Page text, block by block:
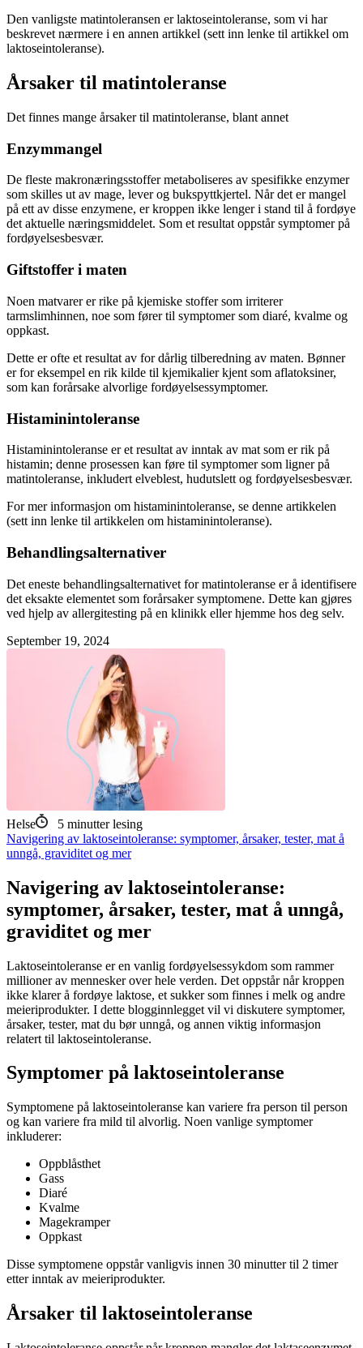
Den vanligste matintoleransen er laktoseintoleranse, som vi har
beskrevet nærmere i en annen artikkel (sett inn lenke til artikkel om
laktoseintoleranse).
Årsaker til matintoleranse
Det finnes mange årsaker til matintoleranse, blant annet
Enzymmangel
De fleste makronæringsstoffer metaboliseres av spesifikke enzymer
som skilles ut av mage, lever og bukspyttkjertel. Når det er mangel
på ett av disse enzymene, er kroppen ikke lenger i stand til å fordøye
det aktuelle næringsmiddelet. Som et resultat oppstår symptomer på
fordøyelsesbesvær.
Giftstoffer i maten
Noen matvarer er rike på kjemiske stoffer som irriterer
tarmslimhinnen, noe som fører til symptomer som diaré, kvalme og
oppkast.
Dette er ofte et resultat av for dårlig tilberedning av maten. Bønner
er for eksempel en rik kilde til kjemikalier kjent som aflatoksiner,
som kan forårsake alvorlige fordøyelsessymptomer.
Histaminintoleranse
Histaminintoleranse er et resultat av inntak av mat som er rik på
histamin; denne prosessen kan føre til symptomer som ligner på
matintoleranse, inkludert elveblest, hudutslett og fordøyelsesbesvær.
For mer informasjon om histaminintoleranse, se denne artikkelen
(sett inn lenke til artikkelen om histaminintoleranse).
Behandlingsalternativer
Det eneste behandlingsalternativet for matintoleranse er å identifisere
det eksakte elementet som forårsaker symptomene. Dette kan gjøres
ved hjelp av allergitesting på en klinikk eller hjemme hos deg selv.
September 19, 2024
Helse 5 minutter lesing
Navigering av laktoseintoleranse: symptomer, årsaker, tester, mat å
unngå, graviditet og mer
Navigering av laktoseintoleranse:
symptomer, årsaker, tester, mat å unngå,
graviditet og mer
Laktoseintoleranse er en vanlig fordøyelsessykdom som rammer
millioner av mennesker over hele verden. Det oppstår når kroppen
ikke klarer å fordøye laktose, et sukker som finnes i melk og andre
meieriprodukter. I dette blogginnlegget vil vi diskutere symptomer,
årsaker, tester, mat du bør unngå, og annen viktig informasjon
relatert til laktoseintoleranse.
Symptomer på laktoseintoleranse
Symptomene på laktoseintoleranse kan variere fra person til person
og kan variere fra mild til alvorlig. Noen vanlige symptomer
inkluderer:
Oppblåsthet
Gass
Diaré
Kvalme
Magekramper
Oppkast
Disse symptomene oppstår vanligvis innen 30 minutter til 2 timer
etter inntak av meieriprodukter.
Årsaker til laktoseintoleranse